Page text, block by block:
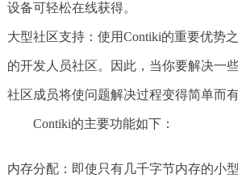
设备可轻松在线获得。
大型社区支持：使用Contiki的重要优势
的开发人员社区。因此，当你要解决一
社区成员将使问题解决过程变得简单而有
Contiki的主要功能如下：
内存分配：即使只有几千字节内存的小